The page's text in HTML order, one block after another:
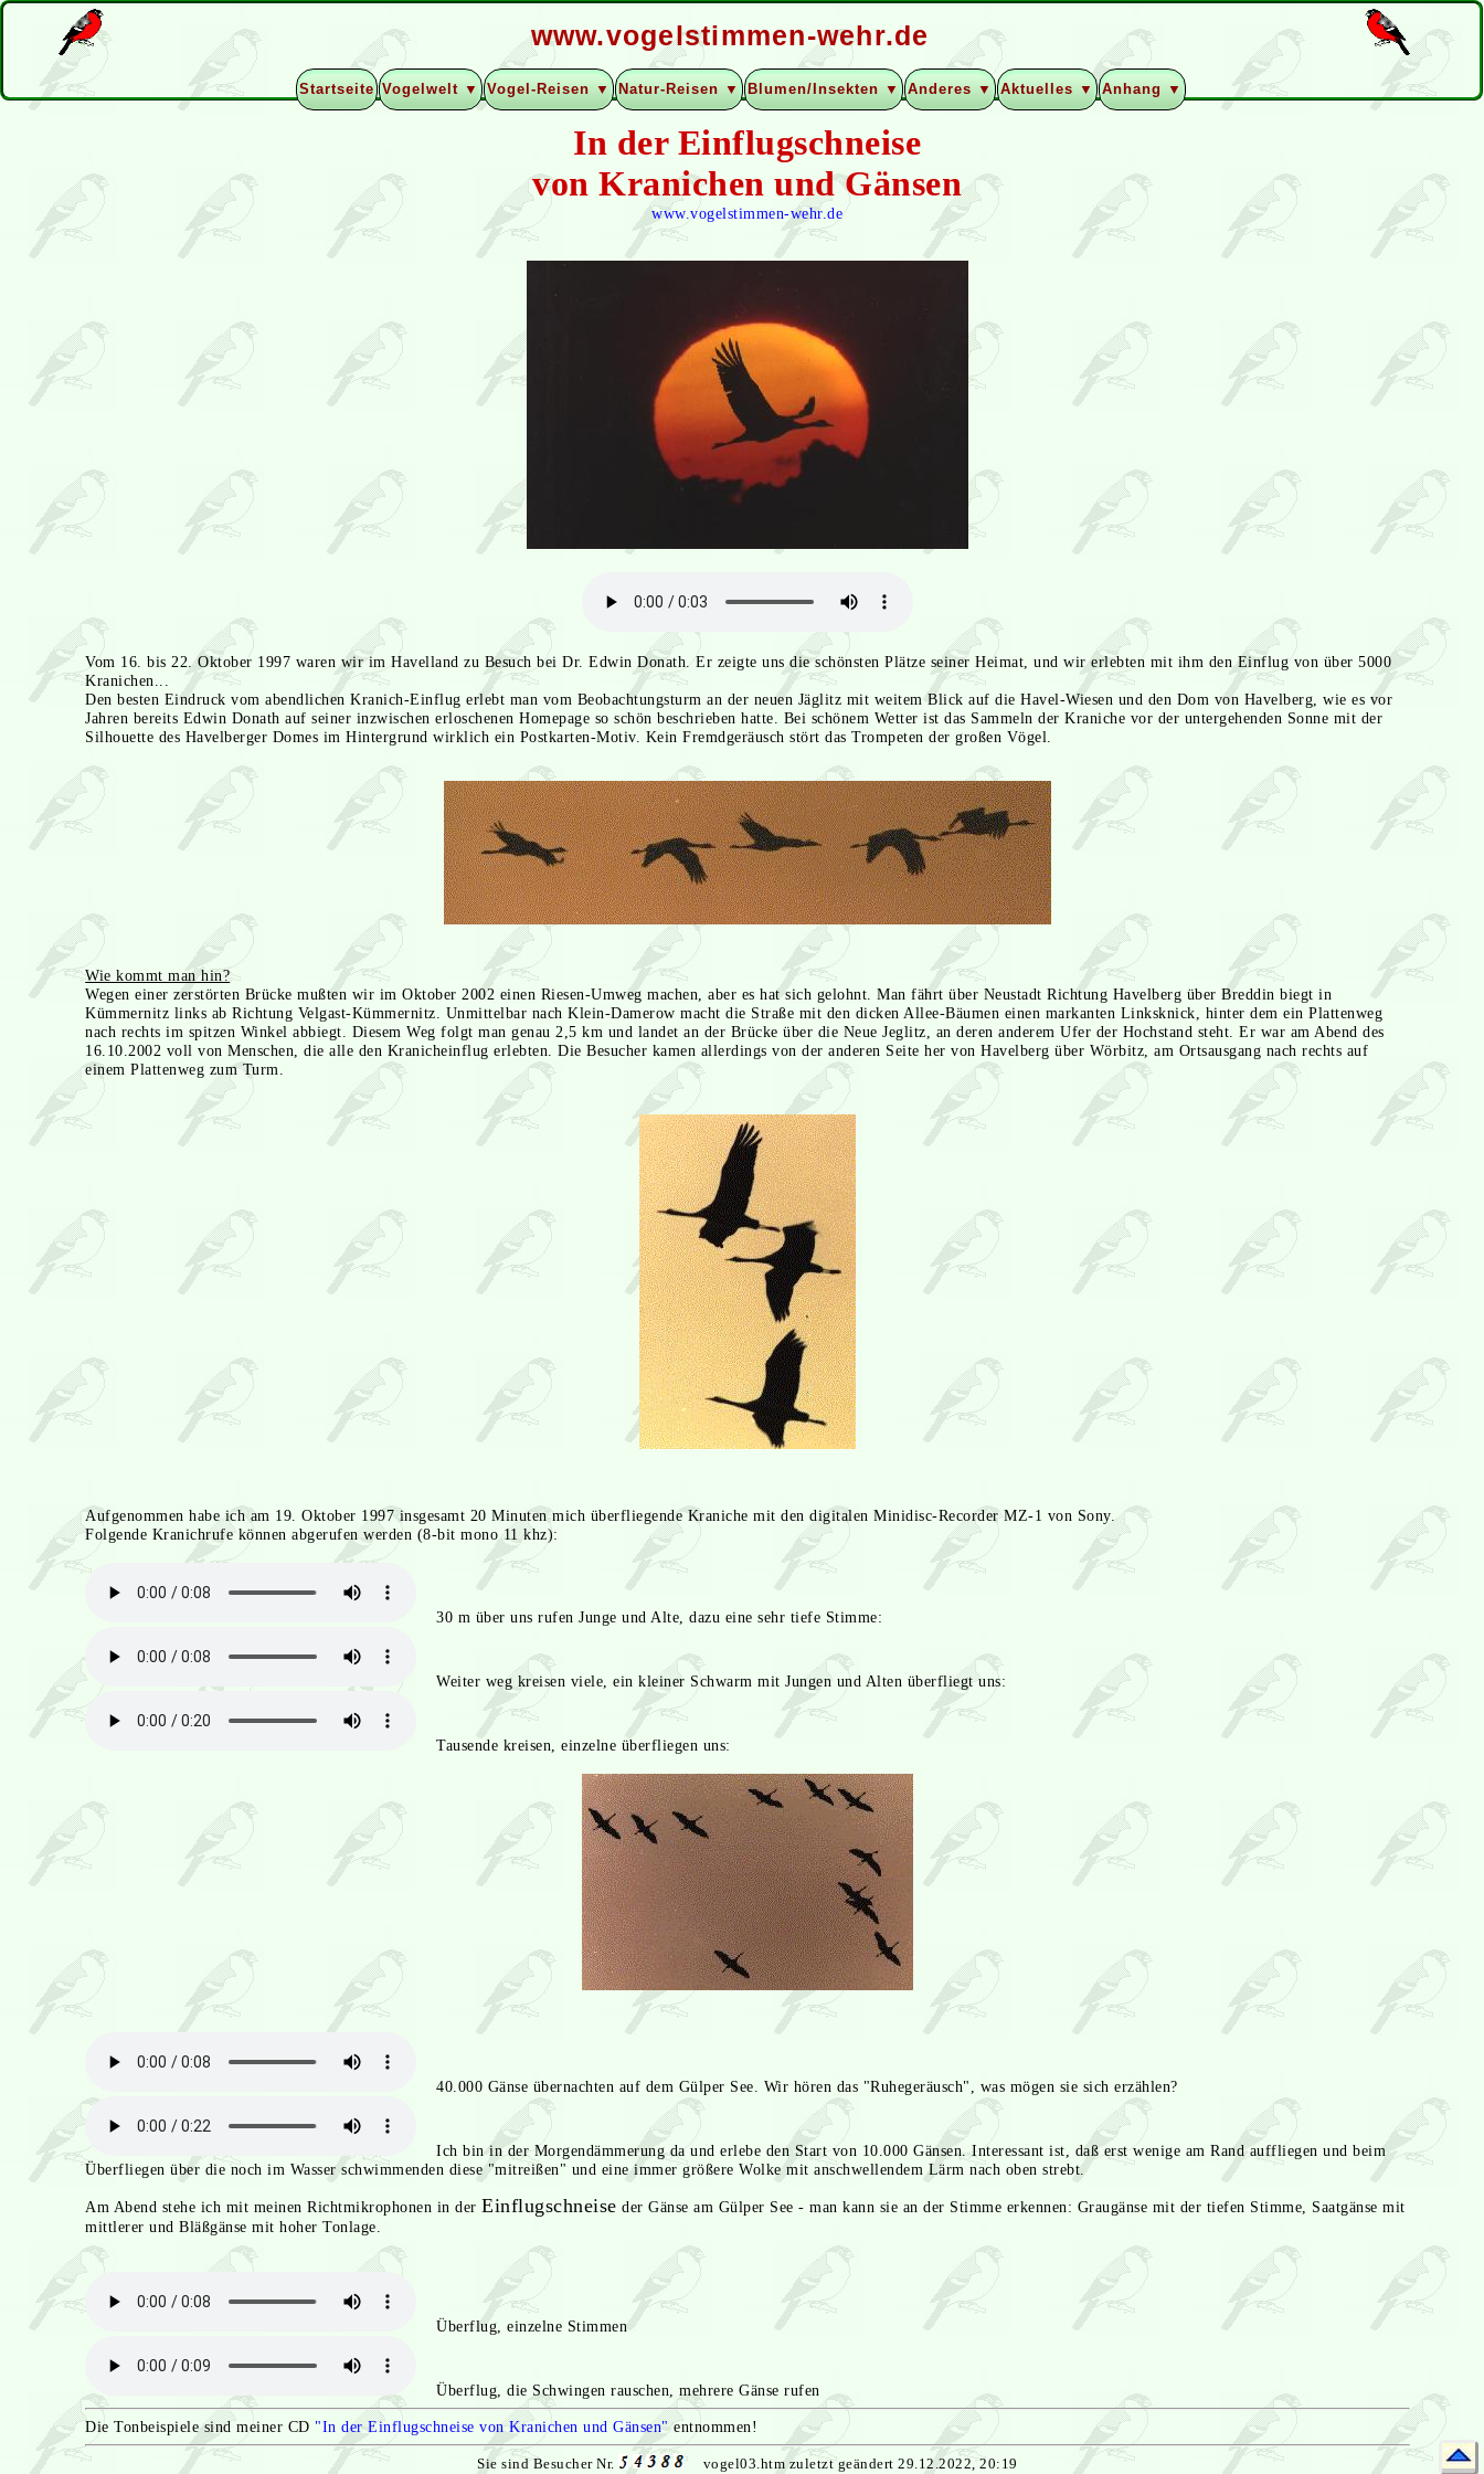
www.vogelstimmen-wehr.de
Startseite Vogelwelt ▼ Vogel-Reisen ▼ Natur-Reisen ▼ Blumen/Insekten ▼ Anderes ▼ Aktuelles ▼ Anhang ▼
In der Einflugschneise
von Kranichen und Gänsen
www.vogelstimmen-wehr.de
Vom 16. bis 22. Oktober 1997 waren wir im Havelland zu Besuch bei Dr. Edwin Donath. Er zeigte uns die schönsten Plätze seiner Heimat, und wir erlebten mit ihm den Einflug von über 5000
Kranichen...
Den besten Eindruck vom abendlichen Kranich-Einflug erlebt man vom Beobachtungsturm an der neuen Jäglitz mit weitem Blick auf die Havel-Wiesen und den Dom von Havelberg, wie es vor
Jahren bereits Edwin Donath auf seiner inzwischen erloschenen Homepage so schön beschrieben hatte. Bei schönem Wetter ist das Sammeln der Kraniche vor der untergehenden Sonne mit der
Silhouette des Havelberger Domes im Hintergrund wirklich ein Postkarten-Motiv. Kein Fremdgeräusch stört das Trompeten der großen Vögel.
Wie kommt man hin?
Wegen einer zerstörten Brücke mußten wir im Oktober 2002 einen Riesen-Umweg machen, aber es hat sich gelohnt. Man fährt über Neustadt Richtung Havelberg über Breddin biegt in
Kümmernitz links ab Richtung Velgast-Kümmernitz. Unmittelbar nach Klein-Damerow macht die Straße mit den dicken Allee-Bäumen einen markanten Linksknick, hinter dem ein Plattenweg
nach rechts im spitzen Winkel abbiegt. Diesem Weg folgt man genau 2,5 km und landet an der Brücke über die Neue Jeglitz, an deren anderem Ufer der Hochstand steht. Er war am Abend des
16.10.2002 voll von Menschen, die alle den Kranicheinflug erlebten. Die Besucher kamen allerdings von der anderen Seite her von Havelberg über Wörbitz, am Ortsausgang nach rechts auf
einem Plattenweg zum Turm.
Aufgenommen habe ich am 19. Oktober 1997 insgesamt 20 Minuten mich überfliegende Kraniche mit den digitalen Minidisc-Recorder MZ-1 von Sony.
Folgende Kranichrufe können abgerufen werden (8-bit mono 11 khz):
30 m über uns rufen Junge und Alte, dazu eine sehr tiefe Stimme:
Weiter weg kreisen viele, ein kleiner Schwarm mit Jungen und Alten überfliegt uns:
Tausende kreisen, einzelne überfliegen uns:
40.000 Gänse übernachten auf dem Gülper See. Wir hören das "Ruhegeräusch", was mögen sie sich erzählen?
Ich bin in der Morgendämmerung da und erlebe den Start von 10.000 Gänsen. Interessant ist, daß erst wenige am Rand auffliegen und beim
Überfliegen über die noch im Wasser schwimmenden diese "mitreißen" und eine immer größere Wolke mit anschwellendem Lärm nach oben strebt.
Am Abend stehe ich mit meinen Richtmikrophonen in derEinflugschneise der Gänse am Gülper See - man kann sie an der Stimme erkennen: Graugänse mit der tiefen Stimme, Saatgänse mit
mittlerer und Bläßgänse mit hoher Tonlage.
Überflug, einzelne Stimmen
Überflug, die Schwingen rauschen, mehrere Gänse rufen
Die Tonbeispiele sind meiner CD "In der Einflugschneise von Kranichen und Gänsen"entnommen!
Sie sind Besucher Nr. vogel03.htm zuletzt geändert 29.12.2022, 20:19